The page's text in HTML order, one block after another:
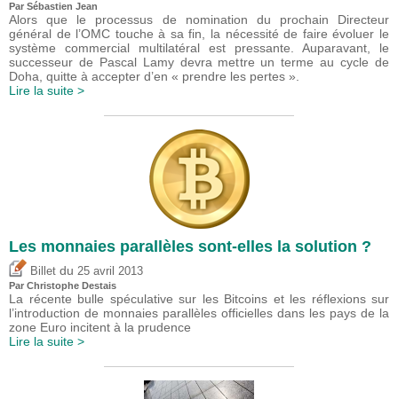
Par Sébastien Jean
Alors que le processus de nomination du prochain Directeur
général de l’OMC touche à sa fin, la nécessité de faire évoluer le
système commercial multilatéral est pressante. Auparavant, le
successeur de Pascal Lamy devra mettre un terme au cycle de
Doha, quitte à accepter d’en « prendre les pertes ».
Lire la suite >
Les monnaies parallèles sont-elles la solution ?
Billet du 25 avril 2013
Par Christophe Destais
La récente bulle spéculative sur les Bitcoins et les réflexions sur
l’introduction de monnaies parallèles officielles dans les pays de la
zone Euro incitent à la prudence
Lire la suite >